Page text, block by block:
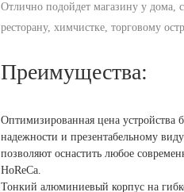
Отлично подойдет магазину у дома,
ресторану, химчистке, торговому
Преимущества:
Оптимизированная цена устройства
надежности и презентабельному
позволяют оснастить любое
HoReCa.
Тонкий алюминиевый корпус на